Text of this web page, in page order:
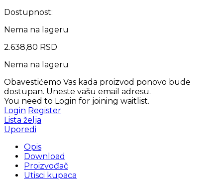
Dostupnost:
Nema na lageru
2.638,80 RSD
Nema na lageru
Obavestićemo Vas kada proizvod ponovo bude
dostupan. Uneste vašu email adresu.
You need to Login for joining waitlist.
Login Register
Lista želja
Uporedi
Opis
Download
Proizvođač
Utisci kupaca